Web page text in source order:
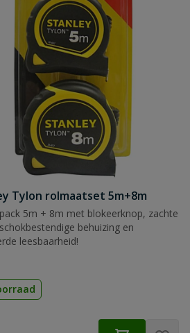
Tylon rolmaatset 5m+8m
5m + 8m met blokeerknop, zachte
behuizing en
leesbaarheid!